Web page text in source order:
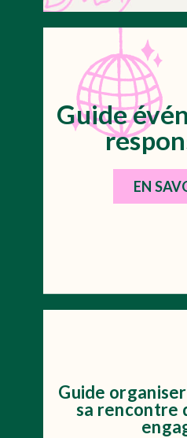
Guide
EN
Guide
sa rencontre